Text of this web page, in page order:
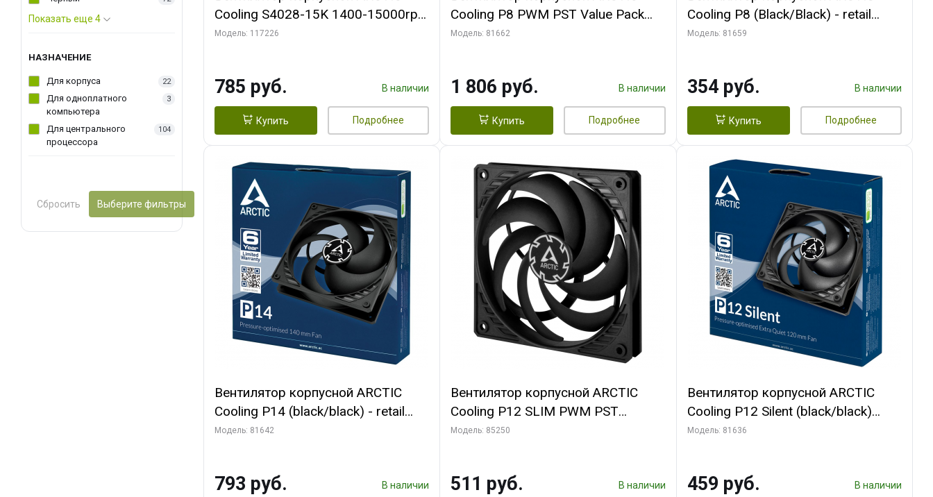
Показать еще 4
НАЗНАЧЕНИЕ
Для корпуса 22
Для одноплатного
компьютера
3
Для центрального
процессора
104
Сбросить Выберите фильтры
Cooling S4028-15K 1400-15000rpm
Dual Ball Bearing 4-Pin Fan-
Модель: 117226
785 руб. В наличии
Купить Подробнее
Cooling P8 PWM PST Value Pack
(Black/Black) - retail
Модель: 81662
1 806 руб. В наличии
Купить Подробнее
Cooling P8 (Black/Black) - retail
(ACFAN00147A) (701990)
Модель: 81659
354 руб. В наличии
Купить Подробнее
Вентилятор корпусной ARCTIC
Cooling P14 (black/black) - retail
(ACFAN00123A) (701549) {56}
Модель: 81642
793 руб. В наличии
Вентилятор корпусной ARCTIC
Cooling P12 SLIM PWM PST
(ACFAN00187A) (703130)
Модель: 85250
511 руб. В наличии
Вентилятор корпусной ARCTIC
Cooling P12 Silent (black/black)
(ACFAN00130A)
Модель: 81636
459 руб. В наличии